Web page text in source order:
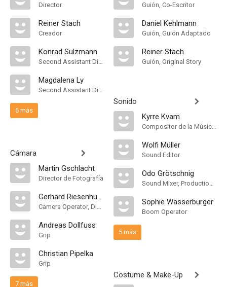
Director
Reiner Stach
Creador
Konrad Sulzmann
Second Assistant Director
Magdalena Ly
Second Assistant Director
6 más
Cámara
Martin Gschlacht
Director de Fotografía
Gerhard Riesenhuber
Camera Operator, Digital Imaging Technician
Andreas Dollfuss
Grip
Christian Pipelka
Grip
7 más
Guión, Co-Escritor
Daniel Kehlmann
Guión, Guión Adaptado
Reiner Stach
Guión, Original Story
Sonido
Kyrre Kvam
Compositor de la Música Original, Música
Wolfi Müller
Sound Editor
Odo Grötschnig
Sound Mixer, Production Sound Mixer
Sophie Wasserburger
Boom Operator
5 más
Costume & Make-Up